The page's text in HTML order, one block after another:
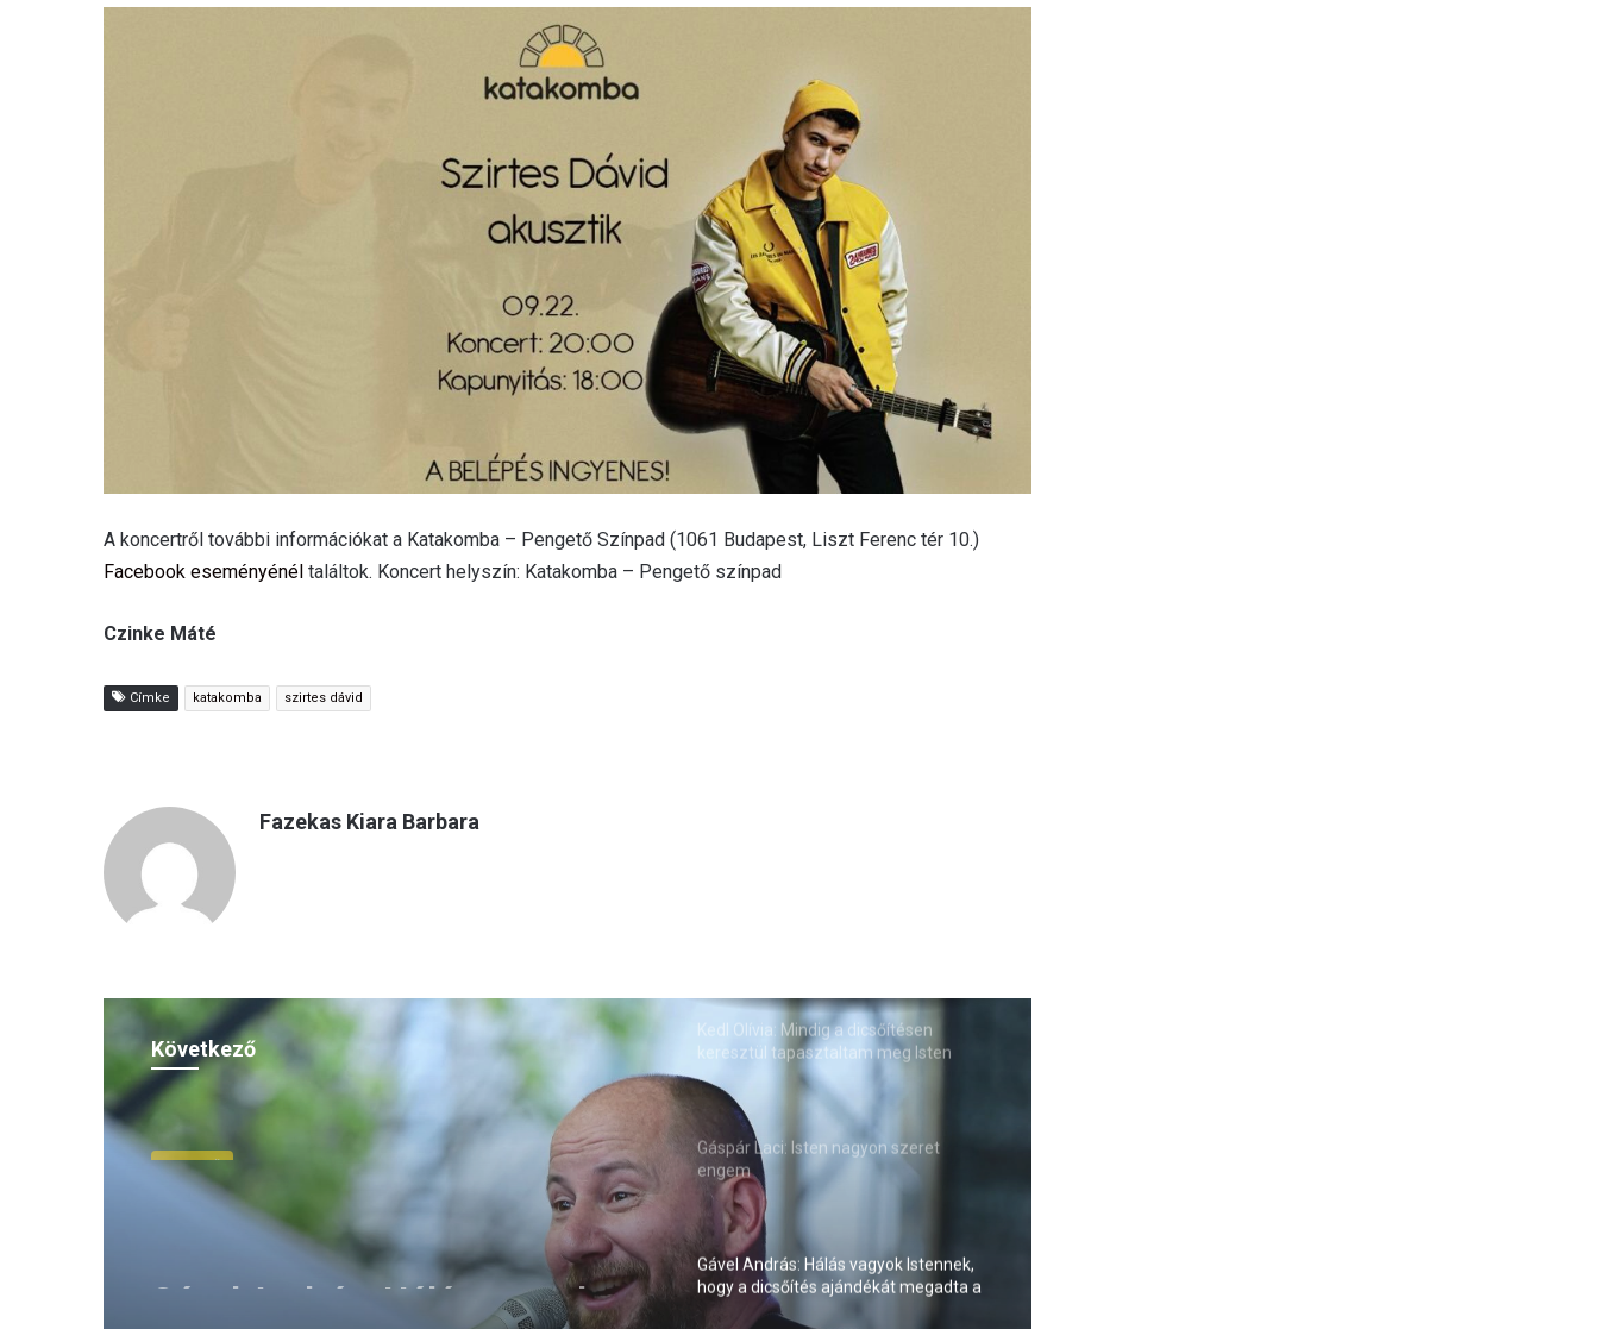
A koncertről további információkat a Katakomba – Pengető Színpad (1061 Budapest, Liszt Ferenc tér 10.)
Facebook eseményénél találtok. Koncert helyszín: Katakomba – Pengető színpad
Czinke Máté
Címke katakomba szirtes dávid
Fazekas Kiara Barbara
Következő
2026.08.03.
Gável András: Hálás vagyok
Istennek, hogy a dicsőítés
ajándékát megadta a
Kedl Olívia: Mindig a dicsőítésen
keresztül tapasztaltam meg Isten
jelenlétét
Gáspár Laci: Isten nagyon szeret
engem
Gável András: Hálás vagyok Istennek,
hogy a dicsőítés ajándékát megadta a
családjainknak